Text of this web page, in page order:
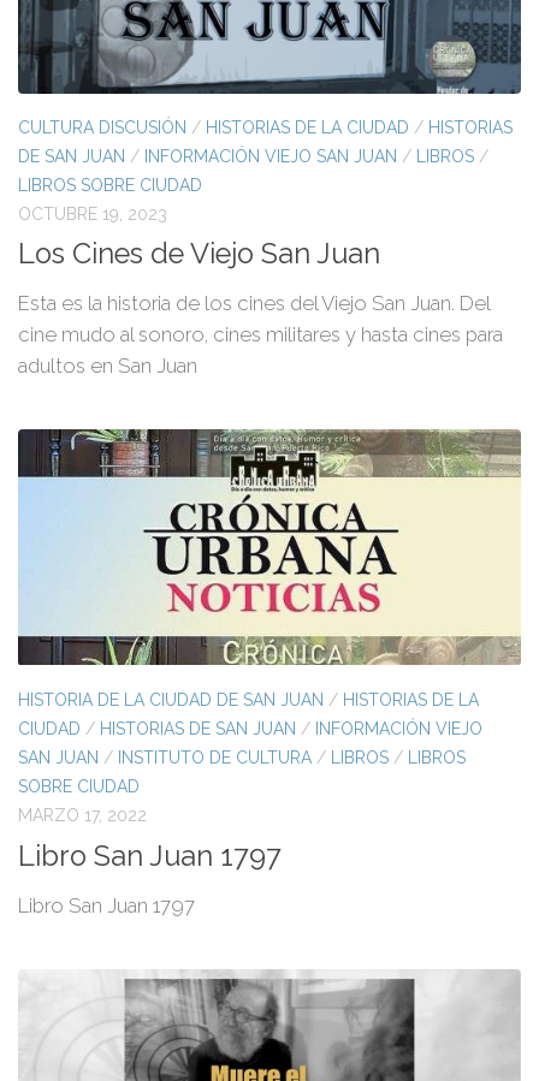
CULTURA DISCUSIÓN / HISTORIAS DE LA CIUDAD / HISTORIAS
DE SAN JUAN / INFORMACIÓN VIEJO SAN JUAN / LIBROS /
LIBROS SOBRE CIUDAD
OCTUBRE 19, 2023
Los Cines de Viejo San Juan
Esta es la historia de los cines del Viejo San Juan. Del
cine mudo al sonoro, cines militares y hasta cines para
adultos en San Juan
HISTORIA DE LA CIUDAD DE SAN JUAN / HISTORIAS DE LA
CIUDAD / HISTORIAS DE SAN JUAN / INFORMACIÓN VIEJO
SAN JUAN / INSTITUTO DE CULTURA / LIBROS / LIBROS
SOBRE CIUDAD
MARZO 17, 2022
Libro San Juan 1797
Libro San Juan 1797